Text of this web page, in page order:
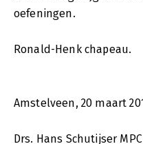
oefeningen.
Ronald-Henk chapeau.
Amstelveen, 20 maart
Drs. Hans Schutijser MPC